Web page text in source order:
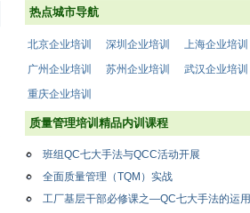
热点城市导航
北京企业培训 深圳企业培训
上海企业培训
广州企业培训
苏州企业培训
武汉企业培训
重庆企业培训
质量管理培训精品内训课程
班组QC七大手法与QCC活动开展
全面质量管理（TQM）实战
工厂基层干部必修课之—QC七大手法的运用